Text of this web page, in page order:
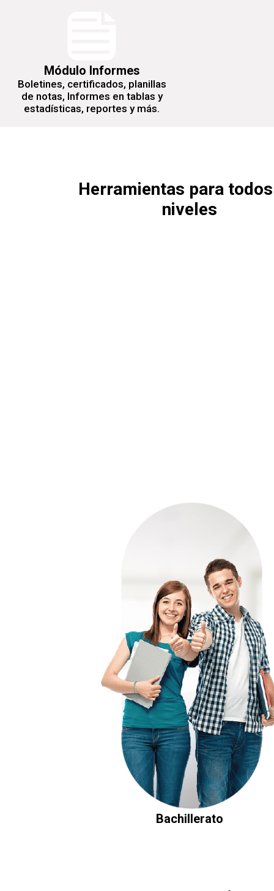
Módulo Informes
Boletines, certificados, planillas
de notas, Informes en tablas y
estadísticas, reportes y más.
Herramientas para
niveles
Bachillerato